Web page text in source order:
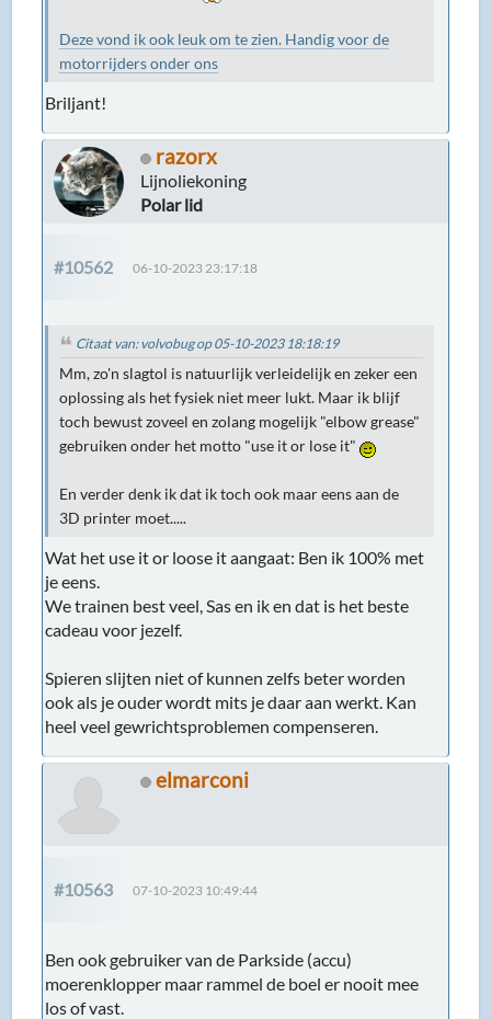
Deze vond ik ook leuk om te zien. Handig voor de
motorrijders onder ons
Briljant!
razorx
Lijnoliekoning
Polar lid
#10562 06-10-2023 23:17:18
Citaat van: volvobug op 05-10-2023 18:18:19
Mm, zo'n slagtol is natuurlijk verleidelijk en zeker een
oplossing als het fysiek niet meer lukt. Maar ik blijf
toch bewust zoveel en zolang mogelijk "elbow grease"
gebruiken onder het motto "use it or lose it"
En verder denk ik dat ik toch ook maar eens aan de
3D printer moet.....
Wat het use it or loose it aangaat: Ben ik 100% met
je eens.
We trainen best veel, Sas en ik en dat is het beste
cadeau voor jezelf.
Spieren slijten niet of kunnen zelfs beter worden
ook als je ouder wordt mits je daar aan werkt. Kan
heel veel gewrichtsproblemen compenseren.
elmarconi
#10563 07-10-2023 10:49:44
Ben ook gebruiker van de Parkside (accu)
moerenklopper maar rammel de boel er nooit mee
los of vast.